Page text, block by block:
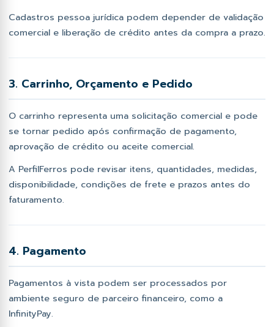
Cadastros pessoa jurídica podem depender de validação
comercial e liberação de crédito antes da compra a prazo.
3. Carrinho, Orçamento e Pedido
O carrinho representa uma solicitação comercial e pode
se tornar pedido após confirmação de pagamento,
aprovação de crédito ou aceite comercial.
A PerfilFerros pode revisar itens, quantidades, medidas,
disponibilidade, condições de frete e prazos antes do
faturamento.
4. Pagamento
Pagamentos à vista podem ser processados por
ambiente seguro de parceiro financeiro, como a
InfinityPay.